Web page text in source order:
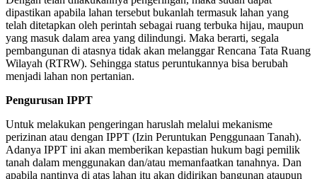
dipastikan apabila lahan tersebut bukanlah termasuk lahan yang
telah ditetapkan oleh perintah sebagai ruang terbuka hijau, maupun
yang masuk dalam area yang dilindungi. Maka berarti, segala
pembangunan di atasnya tidak akan melanggar Rencana Tata Ruang
Wilayah (RTRW). Sehingga status peruntukannya bisa berubah
menjadi lahan non pertanian.
Pengurusan IPPT
Untuk melakukan pengeringan haruslah melalui mekanisme
perizinan atau dengan IPPT (Izin Peruntukan Penggunaan Tanah).
Adanya IPPT ini akan memberikan kepastian hukum bagi pemilik
tanah dalam menggunakan dan/atau memanfaatkan tanahnya. Dan
apabila nantinya di atas lahan itu akan didirikan bangunan ataupun